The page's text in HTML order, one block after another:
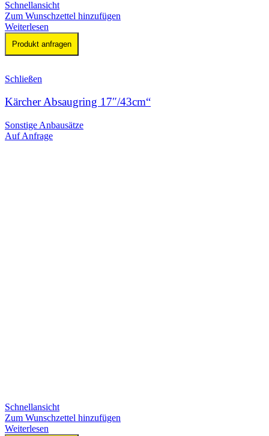
Schnellansicht
Zum Wunschzettel hinzufügen
Weiterlesen
Produkt anfragen
Schließen
Kärcher Absaugring 17″/43cm“
Sonstige Anbausätze
Auf Anfrage
Schnellansicht
Zum Wunschzettel hinzufügen
Weiterlesen